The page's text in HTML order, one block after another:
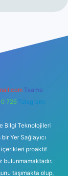
Teams:
726 Telegram:
Bilgi Teknolojileri
Yer Sağlayıcı
proaktif
bulunmamaktadır.
taşımakta olup,